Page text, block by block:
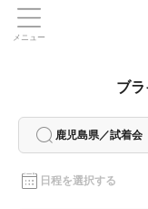
メニュー
ブ
鹿児島県／試着会
日程を選択する